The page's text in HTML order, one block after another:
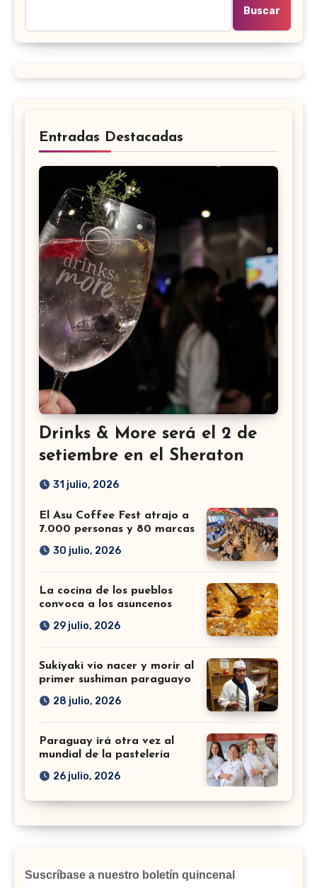
Buscar
Entradas Destacadas
Drinks & More será el 2 de
setiembre en el Sheraton
31 julio, 2026
El Asu Coffee Fest atrajo a
7.000 personas y 80 marcas
30 julio, 2026
La cocina de los pueblos
convoca a los asuncenos
29 julio, 2026
Sukiyaki vio nacer y morir al
primer sushiman paraguayo
28 julio, 2026
Paraguay irá otra vez al
mundial de la pastelería
26 julio, 2026
Suscríbase a nuestro boletín quincenal